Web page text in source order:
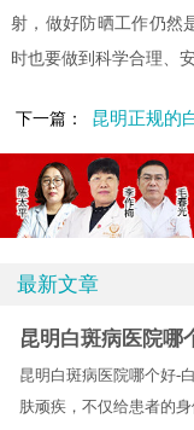
射，做好防晒工作仍然
时也要做到科学合理、
下一篇： 昆明正规的白
最新文章
昆明白斑病医院哪
昆明白斑病医院哪个好-
肤顽疾，不仅给患者的